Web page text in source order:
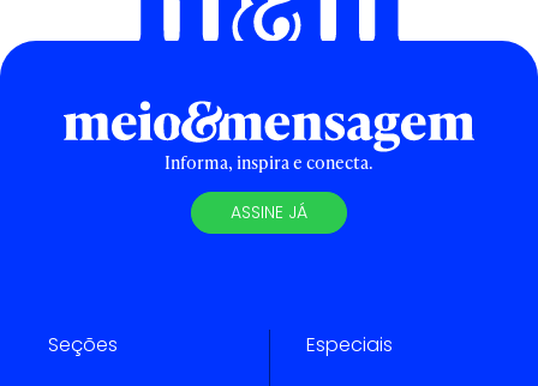
Informa, inspira e conecta.
ASSINE JÁ
Seções Especiais